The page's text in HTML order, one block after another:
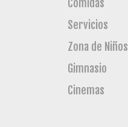
Comidas
Servicios
Zona de Niños
Gimnasio
Cinemas
Procinal